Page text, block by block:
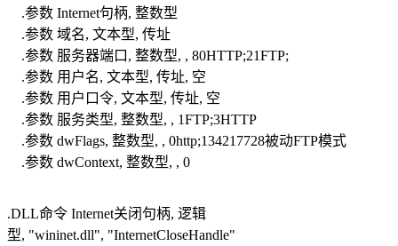
.参数 Internet句柄, 整数型
.参数 域名, 文本型, 传址
.参数 服务器端口, 整数型, , 80HTTP;21FTP;
.参数 用户名, 文本型, 传址, 空
.参数 用户口令, 文本型, 传址, 空
.参数 服务类型, 整数型, , 1FTP;3HTTP
.参数 dwFlags, 整数型, , 0http;134217728被动FTP模式
.参数 dwContext, 整数型, , 0
.DLL命令 Internet关闭句柄, 逻辑
型, "wininet.dll", "InternetCloseHandle"